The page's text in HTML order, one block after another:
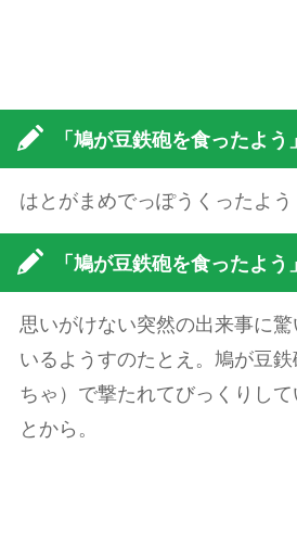
「鳩が豆鉄砲を食ったよ
はとがまめでっぽうくったよう
「鳩が豆鉄砲を食ったよう
思いがけない突然の出来事に
いるようすのたとえ。鳩が豆
ちゃ）で撃たれてびっくりし
とから。